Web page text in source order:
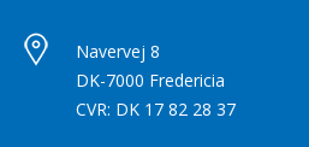
Navervej 8
DK-7000 Fredericia
CVR: DK 17 82 28 37